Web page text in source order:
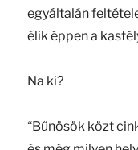
egyáltalán
élik éppen a
Na ki?
“Bűnösök közt